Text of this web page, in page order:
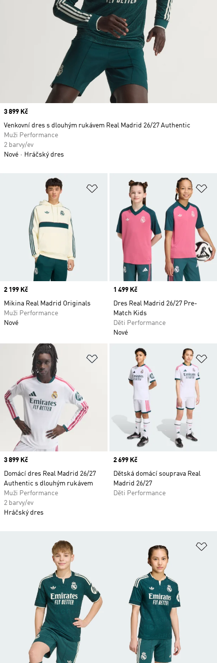
Přidat do seznamu přání
Price
2 199 Kč
Mikina Real Madrid Originals
Muži Performance
Nové
Price
1 499 Kč
Dres Real Madrid 26/27 Pre-
Match Kids
Děti Performance
Nové
Přidat do seznamu přání
Price
3 899 Kč
Domácí dres Real Madrid 26/27
Authentic s dlouhým rukávem
Muži Performance
2 barvy/ev
Hráčský dres
Price
2 699 Kč
Dětská domácí souprava Real
Madrid 26/27
Děti Performance
Price
3 899 Kč
Venkovní dres s dlouhým rukávem Real Madrid 26/27 Authentic
Muži Performance
2 barvy/ev
Nové
Hráčský dres